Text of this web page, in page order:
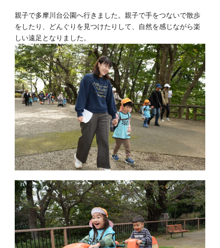
親子で多摩川台公園へ行きました。親子で手をつないで散歩
をしたり、どんぐりを見つけたりして、自然を感じながら楽
しい遠足となりました。